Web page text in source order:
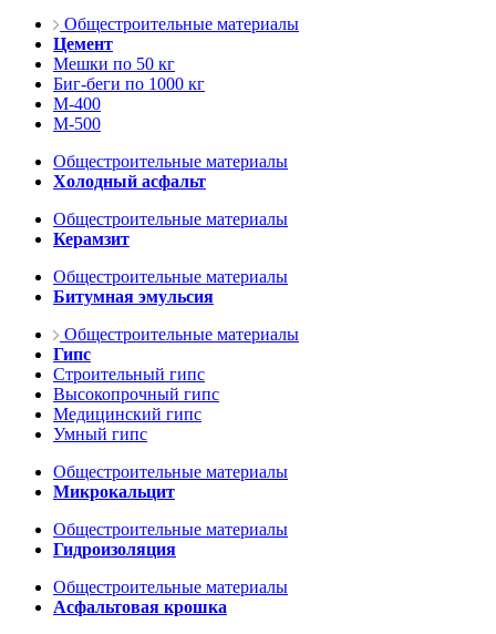
Общестроительные материалы
Цемент
Мешки по 50 кг
Биг-беги по 1000 кг
М-400
М-500
Общестроительные материалы
Холодный асфальт
Общестроительные материалы
Керамзит
Общестроительные материалы
Битумная эмульсия
Общестроительные материалы
Гипс
Строительный гипс
Высокопрочный гипс
Медицинский гипс
Умный гипс
Общестроительные материалы
Микрокальцит
Общестроительные материалы
Гидроизоляция
Общестроительные материалы
Асфальтовая крошка